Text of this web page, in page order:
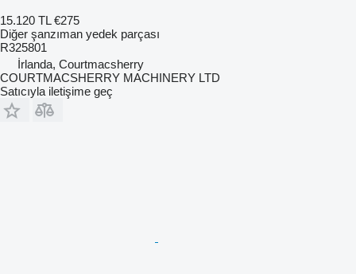
15.120 TL €275
Diğer şanzıman yedek parçası
R325801
İrlanda, Courtmacsherry
COURTMACSHERRY MACHINERY LTD
Satıcıyla iletişime geç